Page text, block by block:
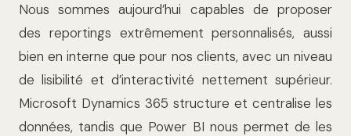
Nous sommes aujourd’hui capables de proposer
des reportings extrêmement personnalisés, aussi
bien en interne que pour nos clients, avec un niveau
de lisibilité et d’interactivité nettement supérieur.
Microsoft Dynamics 365 structure et centralise les
données, tandis que Power BI nous permet de les